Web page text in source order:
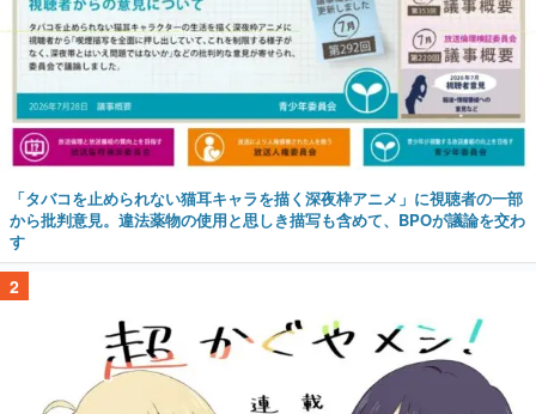
「タバコを止められない猫耳キャラを描く深夜枠アニメ」に視聴者の一部
から批判意見。違法薬物の使用と思しき描写も含めて、BPOが議論を交わ
す
2